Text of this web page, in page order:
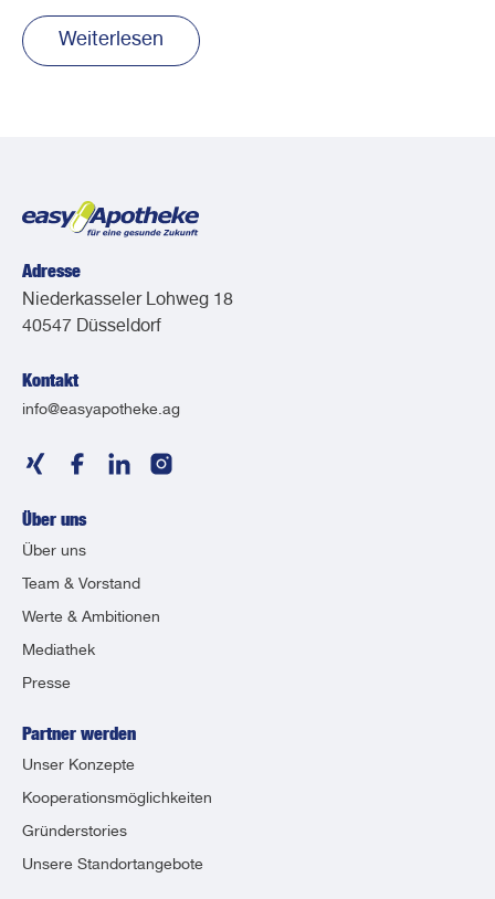
Weiterlesen
Adresse
Niederkasseler Lohweg 18
40547 Düsseldorf
Kontakt
info@easyapotheke.ag
Über uns
Über uns
Team & Vorstand
Werte & Ambitionen
Mediathek
Presse
Partner werden
Unser Konzepte
Kooperationsmöglichkeiten
Gründerstories
Unsere Standortangebote